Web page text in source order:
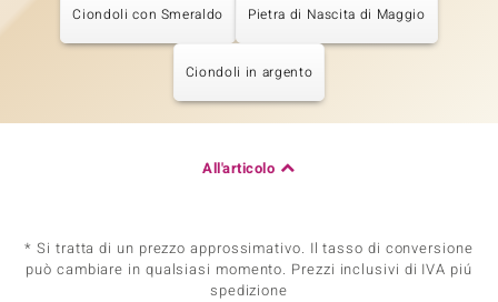
Ciondoli con Smeraldo Pietra di Nascita di Maggio
Ciondoli in argento
All'articolo
* Si tratta di un prezzo approssimativo. Il tasso di conversione
può cambiare in qualsiasi momento. Prezzi inclusivi di IVA piú
spedizione